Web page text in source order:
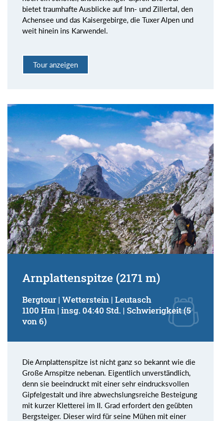
bietet traumhafte Ausblicke auf Inn- und Zillertal, den
Achensee und das Kaisergebirge, die Tuxer Alpen und
weit hinein ins Karwendel.
Tour anzeigen
Arnplattenspitze (2171 m)
Bergtour | Wetterstein | Leutasch
1100 Hm | insg. 04:40 Std. | Schwierigkeit (5
von 6)
Die Arnplattenspitze ist nicht ganz so bekannt wie die
Große Arnspitze nebenan. Eigentlich unverständlich,
denn sie beeindruckt mit einer sehr eindrucksvollen
Gipfelgestalt und ihre abwechslungsreiche Besteigung
mit kurzer Kletterei im II. Grad erfordert den geübten
Bergsteiger. Dieser wird für seine Mühen mit einer